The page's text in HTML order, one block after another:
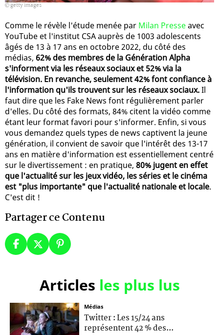
getty images
Comme le révèle l'étude menée par Milan Presseavec
YouTube et l'institut CSA auprès de 1003 adolescents
âgés de 13 à 17 ans en octobre 2022, du côté des
médias, 62% des membres de la Génération Alpha
s'informent via les réseaux sociaux et 52% via la
télévision. En revanche, seulement 42% font confiance à
l'information qu'ils trouvent sur les réseaux sociaux.Il
faut dire que les Fake News font régulièrement parler
d'elles. Du côté des formats, 84% citent la vidéo comme
étant leur format favori pour s'informer. Enfin, si vous
vous demandez quels types de news captivent la jeune
génération, il convient de savoir que l'intérêt des 13-17
ans en matière d'information est essentiellement centré
sur le divertissement : en pratique, 80% jugent en effet
que l'actualité sur les jeux vidéo, les séries et le cinéma
est "plus importante" que l'actualité nationale et locale.
C'est dit !
Partager ce Contenu
Articles les plus lus
Médias
Twitter : Les 15/24 ans
représentent 42 % des...